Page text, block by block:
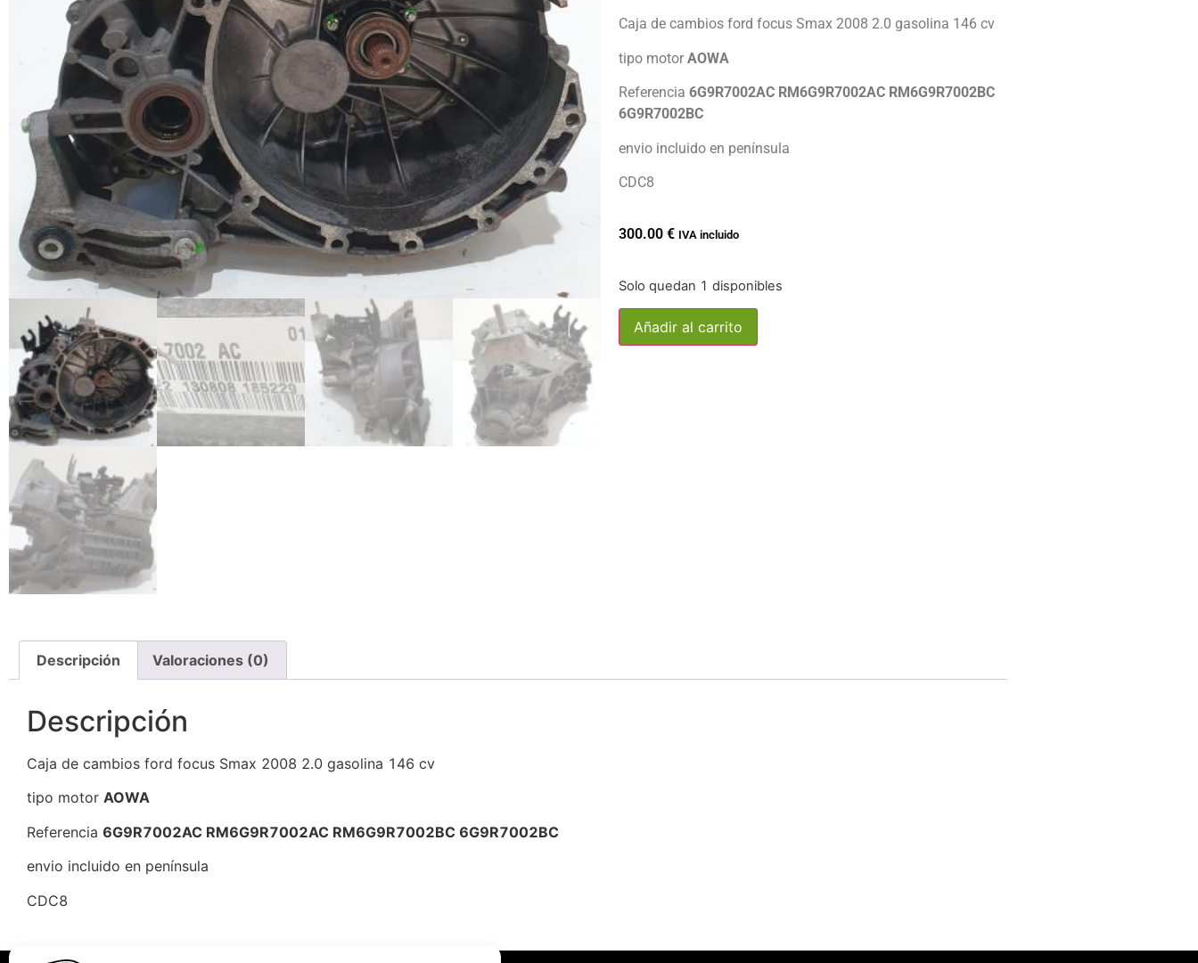
Caja de cambios ford focus Smax 2008 2.0 gasolina 146 cv
tipo motor AOWA
Referencia 6G9R7002AC RM6G9R7002AC RM6G9R7002BC
6G9R7002BC
envio incluido en península
CDC8
300.00 € IVA incluido
Solo quedan 1 disponibles
Añadir al carrito
Descripción Valoraciones (0)
Descripción
Caja de cambios ford focus Smax 2008 2.0 gasolina 146 cv
tipo motor AOWA
Referencia 6G9R7002AC RM6G9R7002AC RM6G9R7002BC 6G9R7002BC
envio incluido en península
CDC8